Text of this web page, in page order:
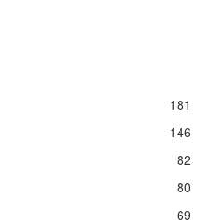
181
146
82
80
69